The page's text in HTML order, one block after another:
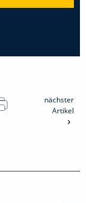
nächster
Artikel